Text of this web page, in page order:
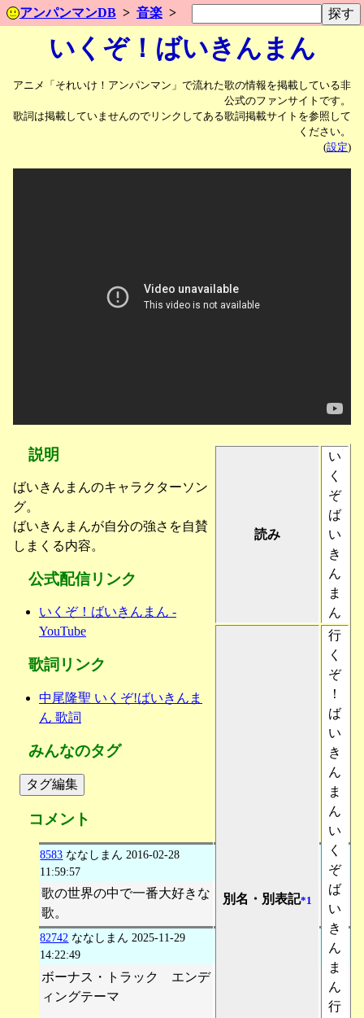
アンパンマンDB 音楽
いくぞ！ばいきんまん
アニメ「それいけ！アンパンマン」で流れた歌の情報を掲載している非
公式のファンサイトです。
歌詞は掲載していませんのでリンクしてある歌詞掲載サイトを参照して
ください。
(設定)
読み
い
く
ぞ
ば
い
き
ん
ま
ん
別名・別表記*1
行
く
ぞ
！
ば
い
き
ん
ま
ん
い
く
ぞ
ば
い
き
ん
ま
ん
行
説明
ばいきんまんのキャラクターソン
グ。
ばいきんまんが自分の強さを自賛
しまくる内容。
公式配信リンク
いくぞ！ばいきんまん -
YouTube
歌詞リンク
中尾隆聖 いくぞ!ばいきんま
ん 歌詞
みんなのタグ
タグ編集
コメント
8583 ななしまん 2016-02-28
11:59:57
歌の世界の中で一番大好きな
歌。
82742 ななしまん 2025-11-29
14:22:49
ボーナス・トラック エンデ
ィングテーマ